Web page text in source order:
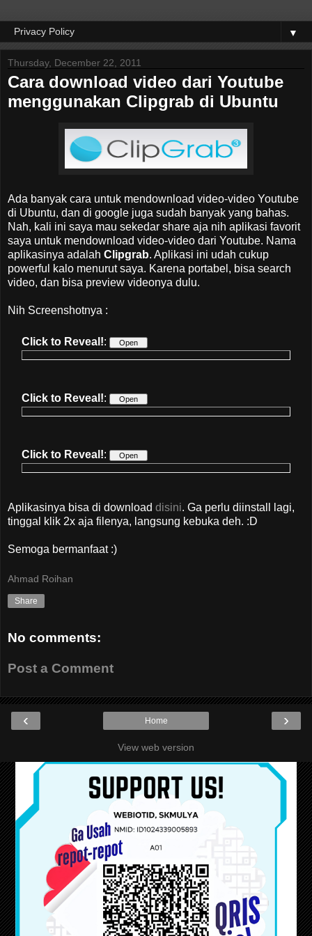
▼
Thursday, December 22, 2011
Cara download video dari Youtube
menggunakan Clipgrab di Ubuntu
Ada banyak cara untuk mendownload video-video Youtube
di Ubuntu, dan di google juga sudah banyak yang bahas.
Nah, kali ini saya mau sekedar share aja nih aplikasi favorit
saya untuk mendownload video-video dari Youtube. Nama
aplikasinya adalah Clipgrab. Aplikasi ini udah cukup
powerful kalo menurut saya. Karena portabel, bisa search
video, dan bisa preview videonya dulu.
Nih Screenshotnya :
Click to Reveal!:
Click to Reveal!:
Click to Reveal!:
Aplikasinya bisa di download disini. Ga perlu diinstall lagi,
tinggal klik 2x aja filenya, langsung kebuka deh. :D
Semoga bermanfaat :)
Ahmad Roihan
Share
No comments:
Post a Comment
‹ ›
Home
View web version